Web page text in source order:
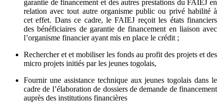
garantie de financement et des autres prestations du FAIEJ en
relation avec tout autre organisme public ou privé habilité à
cet effet. Dans ce cadre, le FAIEJ reçoit les états financiers
des bénéficiaires de garantie de financement en liaison avec
l’organisme financier ayant mis en place le crédit ;
Rechercher et et mobiliser les fonds au profit des projets et des
micro projets initiés par les jeunes togolais,
Fournir une assistance technique aux jeunes togolais dans le
cadre de l’élaboration de dossiers de demande de financement
auprès des institutions financières